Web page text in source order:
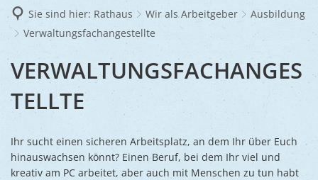
Märkte
Ukraine
Ernst-
Rund
UND
Sie sind hier: Rathaus Wir als Arbeitgeber
Ausbildung
Verwaltungsfachangestellte
VERWALTUNGSFACHANGES
TELLTE
Ihr sucht einen sicheren Arbeitsplatz, an dem Ihr über Euch
hinauswachsen könnt? Einen Beruf, bei dem Ihr viel und
kreativ am PC arbeitet, aber auch mit Menschen zu tun habt